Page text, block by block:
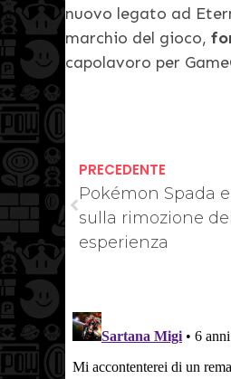
nuovo legato ad
marchio del gioco,
capolavoro per
PRECEDENTE
Pokémon Spada
sulla rimozione
esperienza